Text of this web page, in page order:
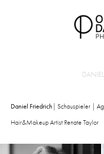
Daniel Friedrich | Schauspieler |
Hair&Makeup Artist Renate Taylor